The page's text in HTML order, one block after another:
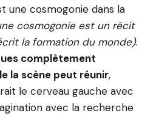
une cosmogonie dans la
cosmogonie est un récit
la formation du monde).
complètement
la scène peut réunir,
le cerveau gauche avec
avec la recherche